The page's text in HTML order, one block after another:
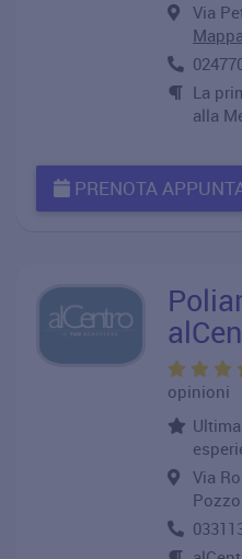
Via
Mappa
La
alla
PRENOTA
opinioni
Via